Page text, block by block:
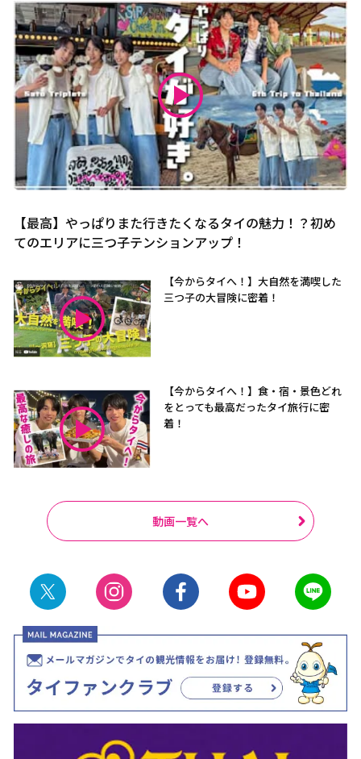
【最高】やっぱりまた行きたくなるタイの魅力！？初め
てのエリアに三つ子テンションアップ！
【今からタイへ！】大自然を満喫した
三つ子の大冒険に密着！
【今からタイへ！】食・宿・景色どれ
をとっても最高だったタイ旅行に密
着！
動画一覧へ